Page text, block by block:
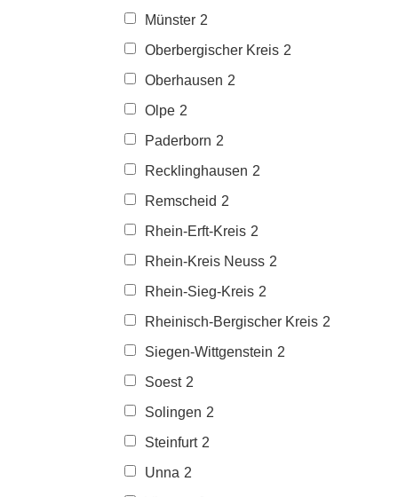
Münster 2
Oberbergischer Kreis 2
Oberhausen 2
Olpe 2
Paderborn 2
Recklinghausen 2
Remscheid 2
Rhein-Erft-Kreis 2
Rhein-Kreis Neuss 2
Rhein-Sieg-Kreis 2
Rheinisch-Bergischer Kreis 2
Siegen-Wittgenstein 2
Soest 2
Solingen 2
Steinfurt 2
Unna 2